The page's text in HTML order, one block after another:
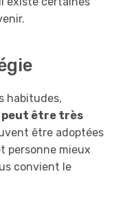
habitudes,
être très
être adoptées
personne mieux
convient le